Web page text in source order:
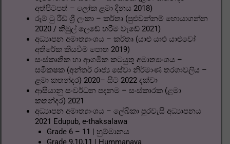
අත්පිටපත් – ලෝක ළමා දිනය 2018)
රූම් ටු රීඩ් ශ්‍රී ලංකා – කර්තෘ (පුළුවන්නම් හොයාගන්න
2020 / කිඹුල් ලෙඩේ හරිම වැඩේ 2021)
අධ්‍යාපන අමාත්‍යාංශය – කර්තෘ (යාළු යාළු යාළුවෝ
අතිරේක කියවීම පොත 2019)
සංස්කෘතික හා ආගමික කටයුතු අමාත්‍යාංශය –
සමීක‍ෂක (අන්තර් රාජ්‍ය සේවා නිර්මාණ තරගාවලිය –
ළමා කතන්දර) 2020– සිට 2022 දක්වා
ආසියානු සංවර්ධන පදනම – සංස්කාරක (ළමා
කතන්දර) 2021
අධ්‍යාපන අමාත්‍යාංශය – ලේඛිකා පුරවැසි අධ්‍යාපනය
2021 Edupub, e-thaksalawa
Grade 6 – 11 | හුම්මානය
Grade 9,10,11 | Hummanaya